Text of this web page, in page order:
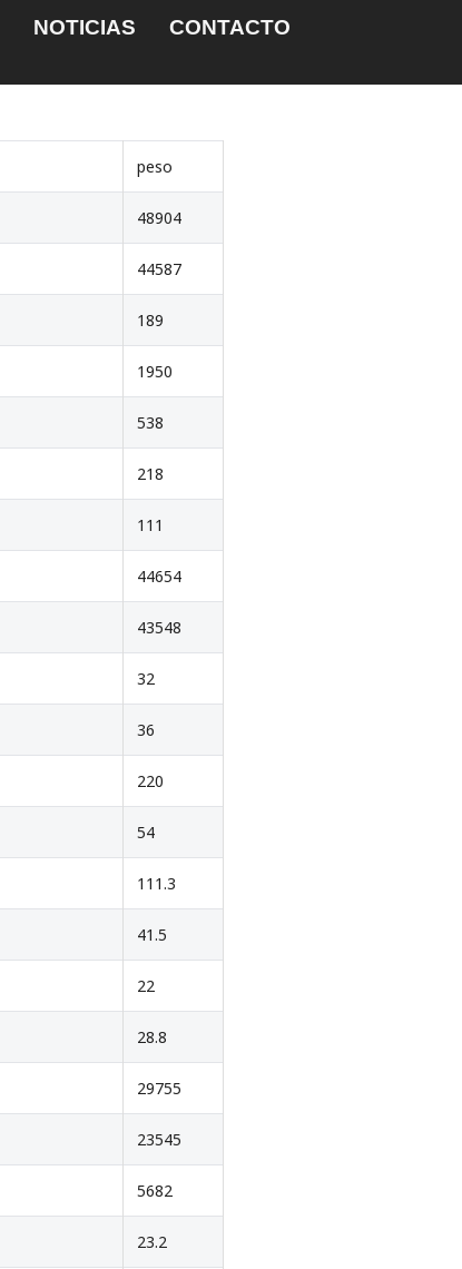
NOTICIAS
CONTACTO
peso
48904
44587
189
1950
538
218
111
44654
43548
32
36
220
54
111.3
41.5
22
28.8
29755
23545
5682
23.2